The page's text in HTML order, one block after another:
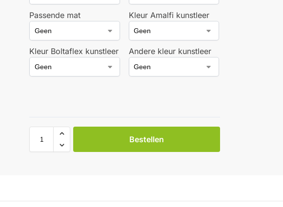
Passende mat Kleur Amalfi kunstleer
Kleur Boltaflex kunstleer Andere kleur kunstleer
Bestellen